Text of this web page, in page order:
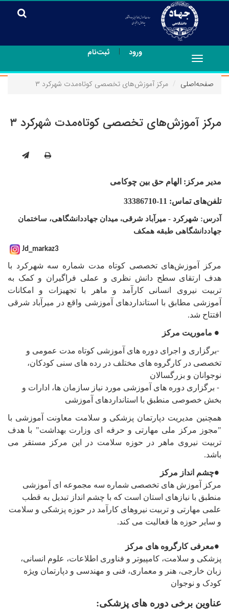
ورود | ثبت‌نام
Toggle
navigation
صفحه‌اصلی
مرکز آموزش‌های تخصصی کوتاه‌مدت شهرکرد ۳
مرکز آموزش‌های تخصصی کوتاه‌مدت شهرکرد ۳
مدیر مرکز: الهام حق بین چوکامی
تلفن‌های تماس: 11-33386710
آدرس: شهرکرد - میرآباد شرقی، میدان جهاددانشگاهی، ساختمان
جهاددانشگاهی طبقه همکف
Jd_markaz3
مرکز آموزش‌های تخصصی کوتاه مدت شماره سه شهرکرد با
هدف ارتقای سطح دانش نظری و عملی فراگیران و کمک به
تربیت نیروی انسانی کارآمد و ماهر با تجهیزات و امکانات
آموزشی مطابق با استاندار‌دهای آموزشی واقع در میرآباد شرقی
افتتاح شد.
● ماموریت مرکز
-برگزاری و اجرای دوره های آموزشی کوتاه مدت عمومی و
تخصصی در کارگروه های مختلف در رده های سنی کودکان،
نوجوانان و بزرگسالان
- برگزاری دوره های آموزشی مورد نیاز سازمان ها، ادارات و
بخش خصوصی منطبق با استانداردهای آموزشی
همچنین مدیریت دپارتمان پزشکی و سلامت معاونت آموزشی با
"مجوز مرکز ملی مهارتی و حرفه ای وزارت بهداشت" با هدف
تربیت نیروی ماهر در حوزه سلامت در این مرکز مستقر می
باشد.
●چشم انداز مرکز
مرکز آموزش های تخصصی شماره سه مجموعه ای آموزشی
منطبق با نیازهای استان است که با چشم انداز تبدیل به قطب
علمی مهارتی و تربیت نیروهای کارآمد در حوزه پزشکی و سلامت
و سایر حوزه ها فعالیت می کند.
●معرفی کارگروه های مرکز
پزشکی و سلامت، کامپیوتر و فناوری اطلاعات، علوم انسانی،
زبان خارجی، هنر و معماری، فنی و مهندسی و دپارتمان ویژه
کودک و نوجوان
عناوین برخی دوره های پزشکی: